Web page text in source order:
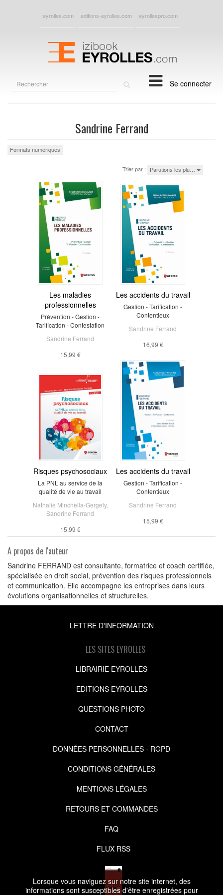
Lorsque vous naviguez sur notre site internet, des
informations sont susceptibles d'être enregistrées pour
eyrolles.com editions-eyrolles.com eyrollespro.com
Se connecter
Sandrine Ferrand
Formats numériques
Trier par : Parutions les plu…
Les maladies
professionnelles
Prévention - Gestion -
Tarification - Contestation
Sandrine Ferrand
15,99 €
Les accidents du travail
Gestion - Tarification -
Contentieux
Sandrine Ferrand
16,99 €
Risques psychosociaux
La PNL au service de la
qualité de vie au travail
Nathalie Minchella-Gergely,
Sandrine Ferrand
15,99 €
Les accidents du travail
Gestion - Tarification -
Contentieux
Sandrine Ferrand
15,99 €
A propos de l'auteur
Sandrine FERRAND est consultante, formatrice et coach certifiée,
spécialisée en droit social, prévention des risques professionnels
et communication. Elle accompagne les entreprises dans leurs
évolutions organisationnelles et structurelles.
LETTRE D'INFORMATION
LES SITES EYROLLES
LIBRAIRIE EYROLLES
EDITIONS EYROLLES
QUESTIONS PHOTO
CONTACT
DONNÉES PERSONNELLES - RGPD
CONDITIONS GÉNÉRALES
MENTIONS LÉGALES
RETOURS ET COMMANDES
FAQ
FLUX RSS